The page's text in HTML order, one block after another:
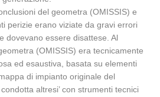
del geometra (OMISSIS) e
perizie erano viziate da gravi errori
dovevano essere disattese. Al
(OMISSIS) era tecnicamente
ed esaustiva, basata su elementi
di impianto originale del
altresi’ con strumenti tecnici